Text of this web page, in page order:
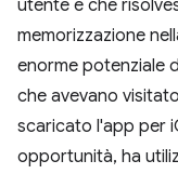
utente e che
memorizzazione
enorme potenziale
che avevano
scaricato l'app per
opportunità, ha